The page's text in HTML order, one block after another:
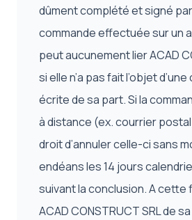
dûment complété et signé
commande effectuée sur un
peut aucunement lier ACAD
si elle n’a pas fait l’objet
écrite de sa part. Si la
à distance (ex. courrier
droit d’annuler celle-ci sans
endéans les 14 jours
suivant la conclusion. A cette
ACAD CONSTRUCT SRL de